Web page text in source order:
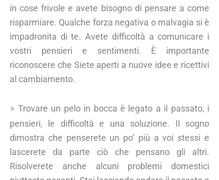
in cose frivole e avete bisogno di pensare a come
risparmiare. Qualche forza negativa o malvagia si è
impadronita di te. Avete difficoltà a comunicare i
vostri pensieri e sentimenti. È importante
riconoscere che Siete aperti a nuove idee e ricettivi
al cambiamento.
Trovare un pelo in bocca è legato a il passato, i
pensieri, le difficoltà e una soluzione. Il sogno
dimostra che penserete un po’ più a voi stessi e
lascerete da parte ciò che pensano gli altri.
Risolverete anche alcuni problemi domestici